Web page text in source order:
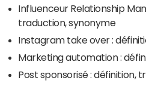
Influenceur Relationship
traduction, synonyme
Instagram take over :
Marketing automation :
Post sponsorisé : définition,